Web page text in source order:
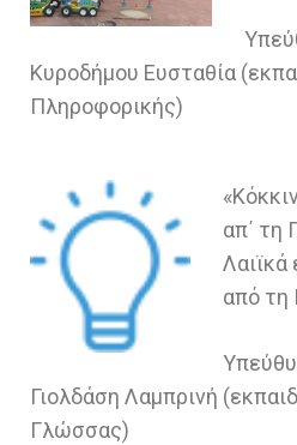
Κυροδήμου Ευσταθία
Πληροφορικής)
απ΄ τη
Λαιϊκά
από τη
Γιολδάση Λαμπρινή
Γλώσσας)